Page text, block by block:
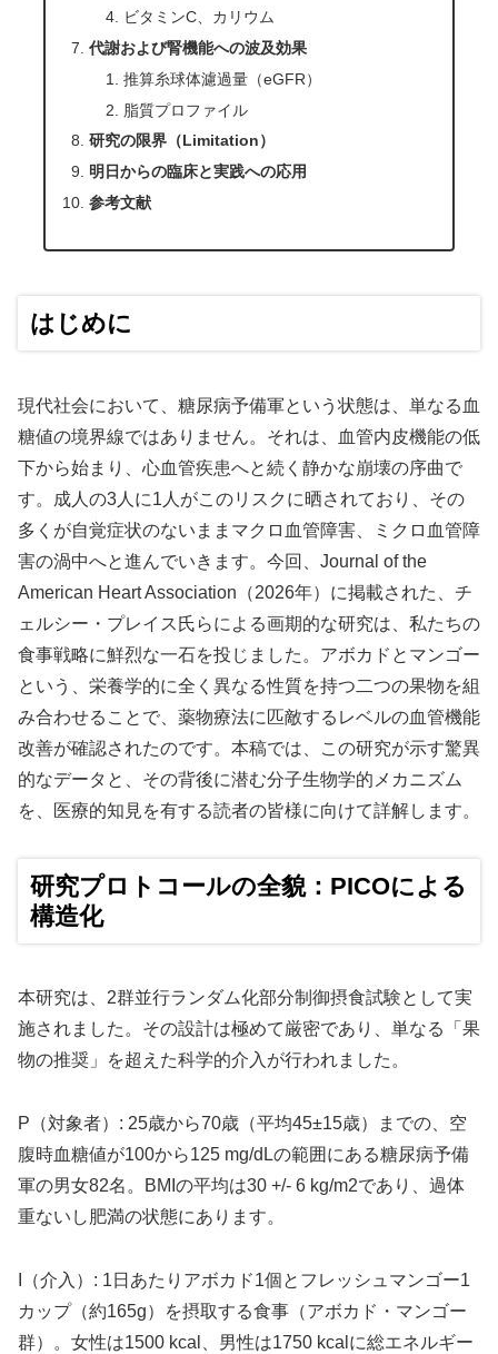
ビタミンC、カリウム
代謝および腎機能への波及効果
推算糸球体濾過量（eGFR）
脂質プロファイル
研究の限界（Limitation）
明日からの臨床と実践への応用
参考文献
はじめに
現代社会において、糖尿病予備軍という状態は、単なる血
糖値の境界線ではありません。それは、血管内皮機能の低
下から始まり、心血管疾患へと続く静かな崩壊の序曲で
す。成人の3人に1人がこのリスクに晒されており、その
多くが自覚症状のないままマクロ血管障害、ミクロ血管障
害の渦中へと進んでいきます。今回、Journal of the
American Heart Association（2026年）に掲載された、チ
ェルシー・プレイス氏らによる画期的な研究は、私たちの
食事戦略に鮮烈な一石を投じました。アボカドとマンゴー
という、栄養学的に全く異なる性質を持つ二つの果物を組
み合わせることで、薬物療法に匹敵するレベルの血管機能
改善が確認されたのです。本稿では、この研究が示す驚異
的なデータと、その背後に潜む分子生物学的メカニズム
を、医療的知見を有する読者の皆様に向けて詳解します。
研究プロトコールの全貌：PICOによる
構造化
本研究は、2群並行ランダム化部分制御摂食試験として実
施されました。その設計は極めて厳密であり、単なる「果
物の推奨」を超えた科学的介入が行われました。
P（対象者）: 25歳から70歳（平均45±15歳）までの、空
腹時血糖値が100から125 mg/dLの範囲にある糖尿病予備
軍の男女82名。BMIの平均は30 +/- 6 kg/m2であり、過体
重ないし肥満の状態にあります。
I（介入）: 1日あたりアボカド1個とフレッシュマンゴー1
カップ（約165g）を摂取する食事（アボカド・マンゴー
群）。女性は1500 kcal、男性は1750 kcalに総エネルギー